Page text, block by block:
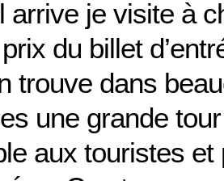
arrive je visite à
du billet
trouve dans
une grande
aux touristes et